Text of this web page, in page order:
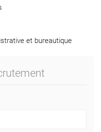
et bureautique